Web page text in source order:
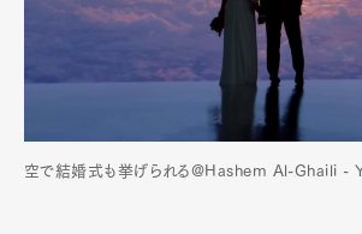
空で結婚式も挙げられる@Hashem Al-Ghaili -